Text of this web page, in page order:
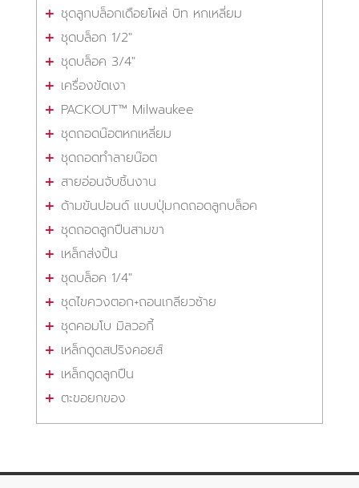
ชุดลูกบล็อกเดือยโผล่ บิท หกเหลี่ยม
ชุดบล็อก 1/2"
ชุดบล็อค 3/4"
เครื่องขัดเงา
PACKOUT™ Milwaukee
ชุดถอดน๊อตหกเหลี่ยม
ชุดถอดทำลายน๊อต
สายอ่อนจับชิ้นงาน
ด้ามขันปอนด์ แบบปุ่มกดถอดลูกบล็อค
ชุดถอดลูกปืนสามขา
เหล็กส่งปิ้น
ชุดบล็อค 1/4"
ชุดไขควงตอก+ถอนเกลียวซ้าย
ชุดคอมโบ มิลวอกี้
เหล็กดูดสปริงคอยส์
เหล็กดูดลูกปืน
ตะขอยกของ